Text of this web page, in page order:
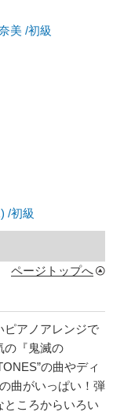
美 /初級
/初級
ページトップへ
ピアノアレンジで
の『鬼滅の
の曲やディ
曲がいっぱい！弾
ところからいろい